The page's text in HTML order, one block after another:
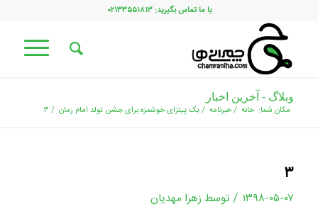
با ما تماس بگیرید: ۰۲۱۳۳۵۵۱۸۱۳
وبلاگ - آخرین اخبار
مکان شما: خانه /خبرنامه /یک پیتزای خوشمزه برای جشن تولد امام زمان / ۳
۳
۱۳۹۸-۰۵-۰۷ / توسط زهرا مهدیان